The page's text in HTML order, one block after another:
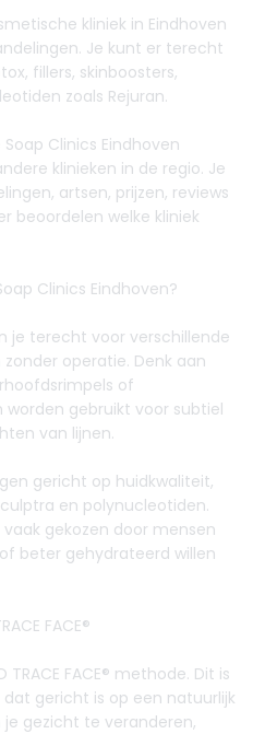
kliniek in Eindhoven
Je kunt er terecht
fillers, skinboosters,
zoals Rejuran.
Clinics Eindhoven
klinieken in de regio. Je
artsen, prijzen, reviews
beoordelen welke kliniek
Clinics Eindhoven?
je terecht voor verschillende
operatie. Denk aan
of
worden gebruikt voor subtiel
van lijnen.
gericht op huidkwaliteit,
en polynucleotiden.
gekozen door mensen
beter gehydrateerd willen
FACE®
FACE® methode. Dit is
gericht is op een natuurlijk
gezicht te veranderen,